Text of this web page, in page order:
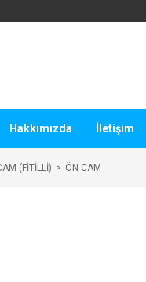
Hakkımızda İletişim
(FİTİLLİ) ÖN CAM